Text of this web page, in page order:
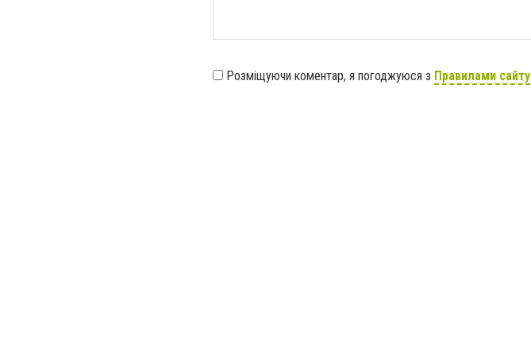
Розміщуючи коментар, я погоджуюся з Правилами сайту